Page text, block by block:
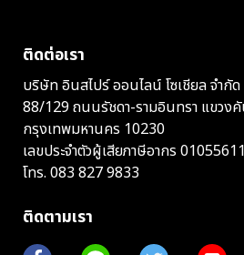
ติดต่อเรา
บริษัท อินสไปร์ ออนไลน์ โซเชียล จำกัด
88/129 ถนนรัชดา-รามอินทรา แขวงคั
กรุงเทพมหานคร 10230
เลขประจำตัวผู้เสียภาษีอากร
โทร. 083 827 9833
ติดตามเรา